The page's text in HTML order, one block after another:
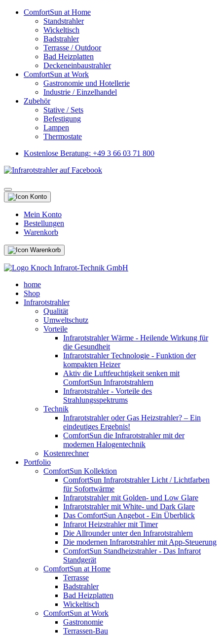
ComfortSun at Home
Standstrahler
Wickeltisch
Badstrahler
Terrasse / Outdoor
Bad Heizplatten
Deckeneinbaustrahler
ComfortSun at Work
Gastronomie und Hotellerie
Industrie / Einzelhandel
Zubehör
Stative / Sets
Befestigung
Lampen
Thermostate
Kostenlose Beratung: +49 3 66 03 71 800
Mein Konto
Bestellungen
Warenkorb
home
Shop
Infrarotstrahler
Qualität
Umweltschutz
Vorteile
Infrarotstrahler Wärme - Heilende Wirkung für
die Gesundheit
Infrarotstrahler Technologie - Funktion der
kompakten Heizer
Aktiv die Luftfeuchtigkeit senken mit
ComfortSun Infrarotstrahlern
Infrarotstrahler - Vorteile des
Strahlungsspektrums
Technik
Infrarotstrahler oder Gas Heizstrahler? – Ein
eindeutiges Ergebnis!
ComfortSun die Infrarotstrahler mit der
modernen Halogentechnik
Kostenrechner
Portfolio
ComfortSun Kollektion
ComfortSun Infrarotstrahler Licht / Lichtfarben
für Sofortwärme
Infrarotstrahler mit Golden- und Low Glare
Infrarotstrahler mit White- und Dark Glare
Das ComfortSun Angebot - Ein Überblick
Infrarot Heizstrahler mit Timer
Die Allrounder unter den Infrarotstrahlern
Die modernen Infrarotstrahler mit App-Steuerung
ComfortSun Standheizstrahler - Das Infrarot
Standgerät
ComfortSun at Home
Terrasse
Badstrahler
Bad Heizplatten
Wickeltisch
ComfortSun at Work
Gastronomie
Terrassen-Bau